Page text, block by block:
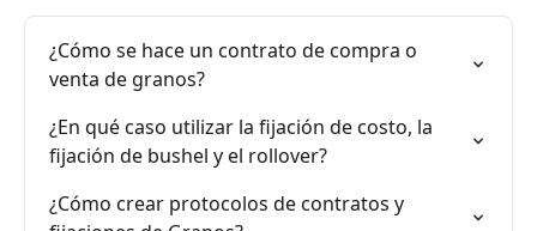
¿Cómo se hace un contrato de compra o
venta de granos?
¿En qué caso utilizar la fijación de costo, la
fijación de bushel y el rollover?
¿Cómo crear protocolos de contratos y